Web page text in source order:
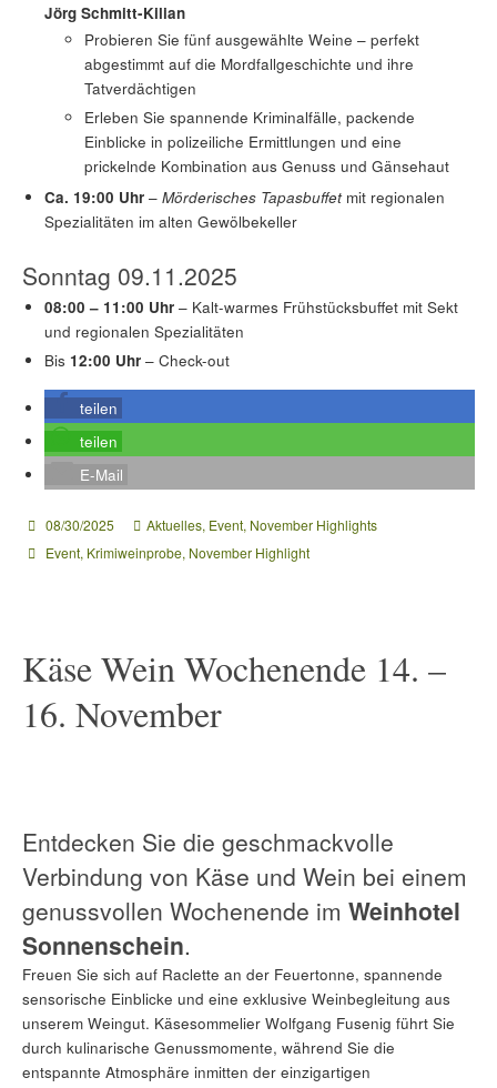
Jörg Schmitt-Kilian
Probieren Sie fünf ausgewählte Weine – perfekt
abgestimmt auf die Mordfallgeschichte und ihre
Tatverdächtigen
Erleben Sie spannende Kriminalfälle, packende
Einblicke in polizeiliche Ermittlungen und eine
prickelnde Kombination aus Genuss und Gänsehaut
Ca. 19:00 Uhr –Mörderisches Tapasbuffetmit regionalen
Spezialitäten im alten Gewölbekeller
Sonntag 09.11.2025
08:00 – 11:00 Uhr – Kalt-warmes Frühstücksbuffet mit Sekt
und regionalen Spezialitäten
Bis 12:00 Uhr – Check-out
teilen
teilen
E-Mail
08/30/2025 Aktuelles, Event, November Highlights
Event, Krimiweinprobe, November Highlight
Käse Wein Wochenende 14. –
16. November
Entdecken Sie die geschmackvolle
Verbindung von Käse und Wein bei einem
genussvollen Wochenende im Weinhotel
Sonnenschein.
Freuen Sie sich auf Raclette an der Feuertonne, spannende
sensorische Einblicke und eine exklusive Weinbegleitung aus
unserem Weingut. Käsesommelier Wolfgang Fusenig führt Sie
durch kulinarische Genussmomente, während Sie die
entspannte Atmosphäre inmitten der einzigartigen